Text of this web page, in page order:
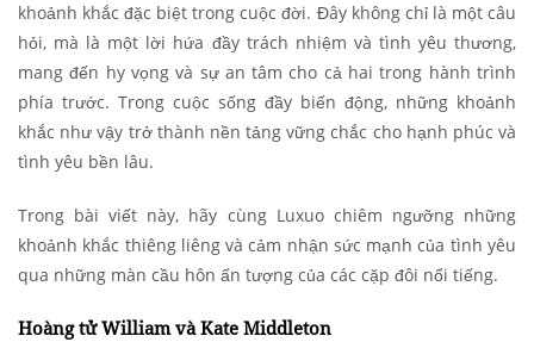
khoảnh khắc đặc biệt trong cuộc đời. Đây không chỉ là một câu
hỏi, mà là một lời hứa đầy trách nhiệm và tình yêu thương,
mang đến hy vọng và sự an tâm cho cả hai trong hành trình
phía trước. Trong cuộc sống đầy biến động, những khoảnh
khắc như vậy trở thành nền tảng vững chắc cho hạnh phúc và
tình yêu bền lâu.
Trong bài viết này, hãy cùng Luxuo chiêm ngưỡng những
khoảnh khắc thiêng liêng và cảm nhận sức mạnh của tình yêu
qua những màn cầu hôn ấn tượng của các cặp đôi nổi tiếng.
Hoàng tử William và Kate Middleton